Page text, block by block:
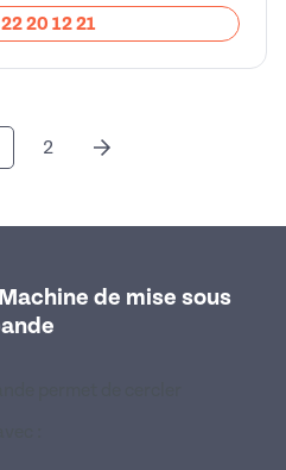
20 12 21
2
de mise sous